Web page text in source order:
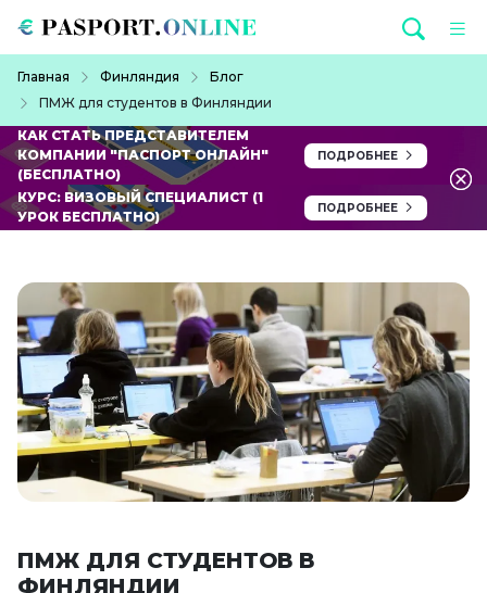
Главная Финляндия
Блог
ПМЖ для студентов в Финляндии
КАК СТАТЬ ПРЕДСТАВИТЕЛЕМ
КОМПАНИИ "ПАСПОРТ ОНЛАЙН"
(БЕСПЛАТНО)
ПОДРОБНЕЕ
КУРС: ВИЗОВЫЙ СПЕЦИАЛИСТ (1
УРОК БЕСПЛАТНО)
ПОДРОБНЕЕ
ПМЖ ДЛЯ СТУДЕНТОВ В
ФИНЛЯНДИИ